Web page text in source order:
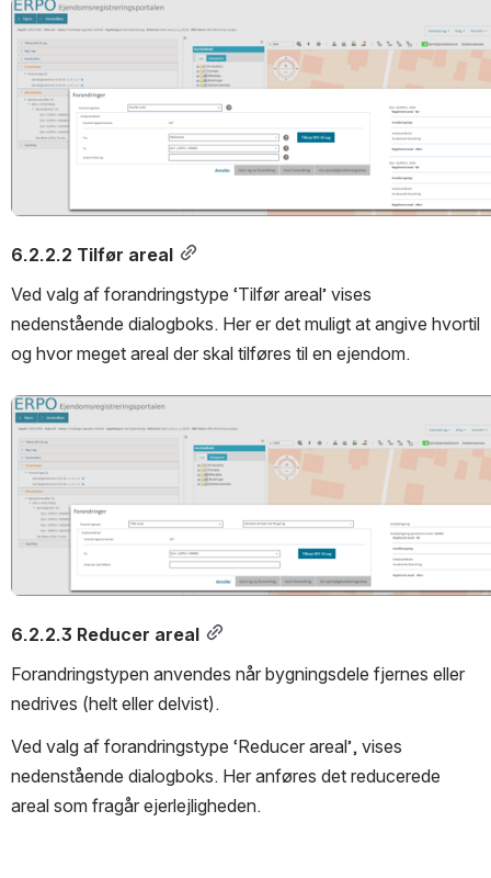
Open
6.2.2.2 Tilfør areal
Ved valg af forandringstype ‘Tilfør areal’ vises
nedenstående dialogboks. Her er det muligt at angive hvortil
og hvor meget areal der skal tilføres til en ejendom.
Open
6.2.2.3 Reducer areal
Forandringstypen anvendes når bygningsdele fjernes eller
nedrives (helt eller delvist).
Ved valg af forandringstype ‘Reducer areal’, vises
nedenstående dialogboks. Her anføres det reducerede
areal som fragår ejerlejligheden.